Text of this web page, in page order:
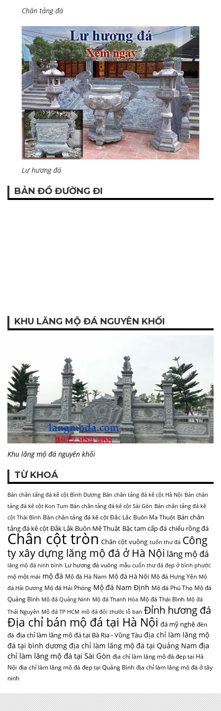
Chân tảng đá
Lư hương đá
BẢN ĐỒ ĐƯỜNG ĐI
KHU LĂNG MỘ ĐÁ NGUYÊN KHỐI
Khu lăng mộ đá nguyên khối
TỪ KHOÁ
Bán chân tảng đá kê cột Bình Dương Bán chân tảng đá kê cột Hà Nội Bán chân
tảng đá kê cột Kon Tum Bán chân tảng đá kê cột Sài Gòn Bán chân tảng đá kê
cột Thái Bình Bán chân tảng đá kê cột Đắc Lắc Buôn Ma Thuột Bán chân
tảng đá kê cột Đắk Lắk Buôn Mê Thuật Bậc tam cấp đá chiếu rồng đá
Chân cột tròn Chân cột vuông cuốn thư đá Công
ty xây dựng lăng mộ đá ở Hà Nội lăng mộ đá
lăng mộ đá ninh bình Lư hương đá vuông mẫu cuốn thư đá đẹp ở bình phước
mộ một mái mộ đá Mộ đá Hà Nam Mộ đá Hà Nội Mộ đá Hưng Yên Mộ
đá Hải Dương Mộ đá Hải Phòng Mộ đá Nam Định Mộ đá Phú Thọ Mộ đá
Quảng Bình Mộ đá Quảng Ninh Mộ đá Thanh Hóa Mộ đá Thái Bình Mộ đá
Thái Nguyên Mộ đá TP HCM mộ đá đôi thước lỗ ban Đỉnh hương đá
Địa chỉ bán mộ đá tại Hà Nội đá mỹ nghệ đèn
đá địa chỉ làm lăng mộ đá tại Bà Rịa - Vũng Tàu địa chỉ làm lăng mộ
đá tại bình dương địa chỉ làm lăng mộ đá tại Quảng Nam địa
chỉ làm lăng mộ đá tại Sài Gòn địa chỉ làm lăng mộ đá đẹp tại Hà
Nội địa chỉ làm lăng mộ đá đẹp tại Quảng Bình địa chỉ làm lăng mộ đá ở tây
ninh